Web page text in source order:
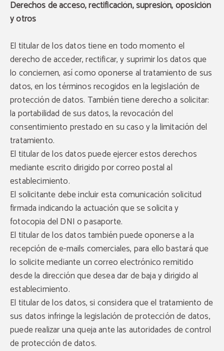
Derechos de acceso, rectificación, supresión, oposición
y otros
El titular de los datos tiene en todo momento el
derecho de acceder, rectificar, y suprimir los datos que
lo conciernen, así como oponerse al tratamiento de sus
datos, en los términos recogidos en la legislación de
protección de datos. También tiene derecho a solicitar:
la portabilidad de sus datos, la revocación del
consentimiento prestado en su caso y la limitación del
tratamiento.
El titular de los datos puede ejercer estos derechos
mediante escrito dirigido por correo postal al
establecimiento.
El solicitante debe incluir esta comunicación solicitud
firmada indicando la actuación que se solicita y
fotocopia del DNI o pasaporte.
El titular de los datos también puede oponerse a la
recepción de e-mails comerciales, para ello bastará que
lo solicite mediante un correo electrónico remitido
desde la dirección que desea dar de baja y dirigido al
establecimiento.
El titular de los datos, si considera que el tratamiento de
sus datos infringe la legislación de protección de datos,
puede realizar una queja ante las autoridades de control
de protección de datos.